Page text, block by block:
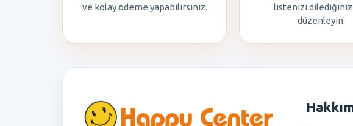
ve kolay ödeme yapabilirsiniz.
listenizi
düzenleyin.